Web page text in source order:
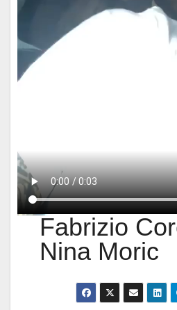
Fabrizio
Nina Moric